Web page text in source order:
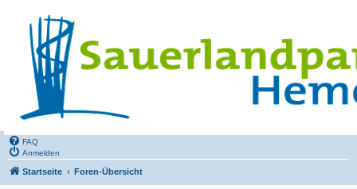
FAQ
Anmelden
Startseite Foren-Übersicht